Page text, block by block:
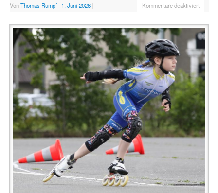
VonThomas Rumpf | 1. Juni 2026 | Kommentare deaktiviert